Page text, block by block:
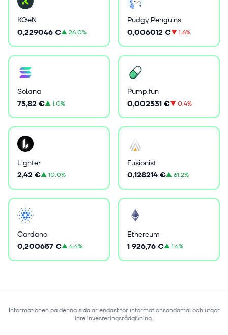
KGeN
0,229046 €▲26.0%
Pudgy Penguins
0,006012 €▼1.6%
Solana
73,82 €▲1.0%
Pump.fun
0,002331 €▼0.4%
Lighter
2,42 €▲10.0%
Fusionist
0,128214 €▲61.2%
Cardano
0,200657 €▲4.4%
Ethereum
1 926,76 €▲1.4%
Informationen på denna sida är endast för informationsändamål och utgör
inte investeringsrådgivning.